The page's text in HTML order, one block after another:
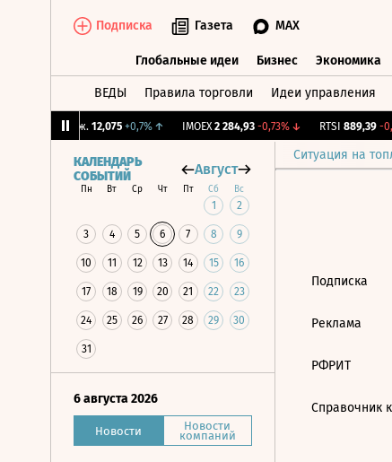
Подписка Газета MAX
Глобальные идеи Бизнес Экономика
ВЕДЫ Правила торговли Идеи управления
CNY Бирж. 12,075 +0,7%↑ IMOEX 2 284,93 -0,73%↓ RTSI 889,39 -
Ситуация на
КАЛЕНДАРЬ
СОБЫТИЙ
Август
Пн Вт Ср Чт Пт Сб Вс
1 2
3 4 5 6 7 8 9
10 11 12 13 14 15 16
17 18 19 20 21 22 23
24 25 26 27 28 29 30
31
6 августа 2026
Новости Новости
компаний
Подписка
Реклама
РФРИТ
Справочник